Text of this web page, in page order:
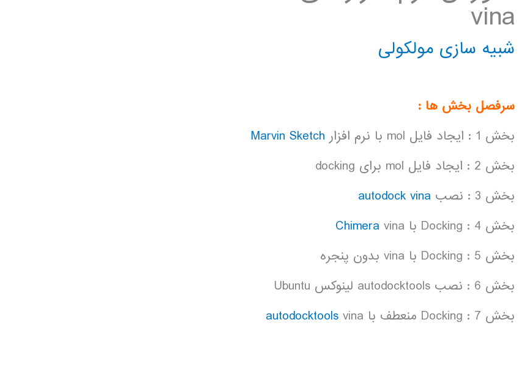
vina
شبیه سازی مولکولی
سرفصل بخش ها :
بخش 1 : ایجاد فایل mol با نرم افزار
Marvin Sketch
بخش 2 : ایجاد فایل mol برای docking
بخش 3 : نصب
autodock vina
بخش 4 : Docking با
Chimera vina
بخش 5 : Docking با vina بدون پنجره
بخش 6 : نصب autodocktools لینوکس Ubuntu
بخش 7 : Docking منعطف با
autodocktools vina